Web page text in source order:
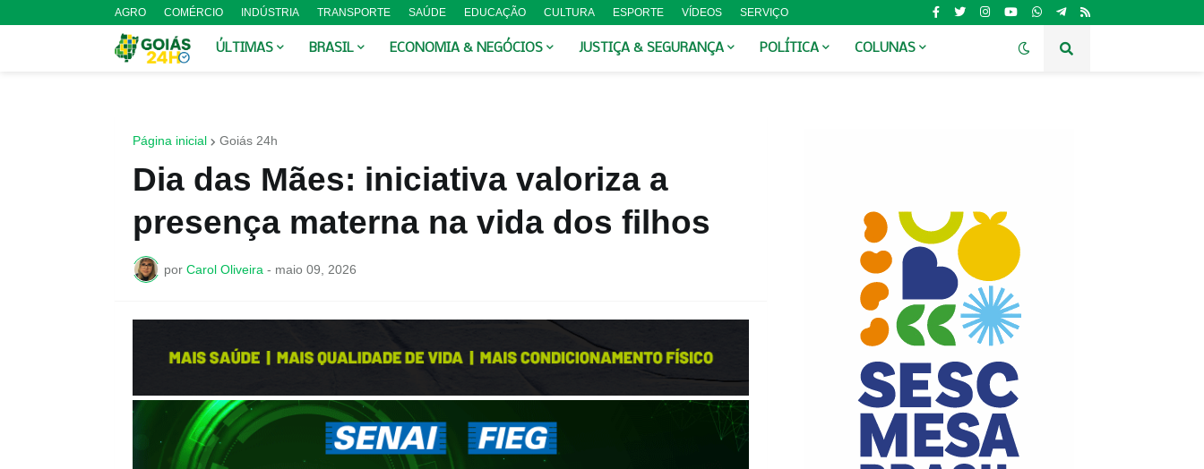
AGRO COMÉRCIO INDÚSTRIA TRANSPORTE SAÚDE EDUCAÇÃO CULTURA ESPORTE VÍDEOS SERVIÇO
ÚLTIMAS BRASIL ECONOMIA & NEGÓCIOS JUSTIÇA & SEGURANÇA POLÍTICA COLUNAS
Página inicial Goiás 24h
Dia das Mães: iniciativa valoriza a
presença materna na vida dos filhos
por Carol Oliveira - maio 09, 2026